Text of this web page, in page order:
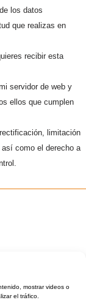
mostrar videos o
el tráfico.
los datos
que realizas en
recibir esta
servidor de web y
ellos que cumplen
limitación
como el derecho a